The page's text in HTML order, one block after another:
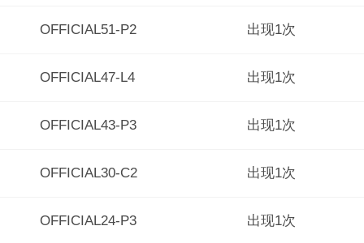
OFFICIAL51-P2 出现1次
OFFICIAL47-L4 出现1次
OFFICIAL43-P3 出现1次
OFFICIAL30-C2 出现1次
OFFICIAL24-P3 出现1次